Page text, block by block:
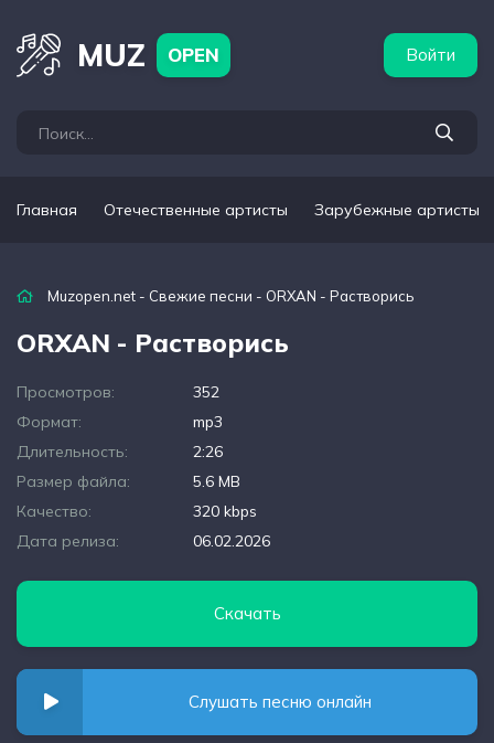
MUZ OPEN Войти
Главная Отечественные артисты Зарубежные артисты
Muzopen.net - Свежие песни - ORXAN - Растворись
ORXAN - Растворись
Просмотров:
352
Формат:
mp3
Длительность:
2:26
Размер файла:
5.6 MB
Качество:
320 kbps
Дата релиза:
06.02.2026
Скачать
Слушать песню онлайн
артисты Популярные подборки